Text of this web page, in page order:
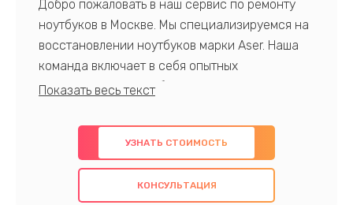
Добро пожаловать в наш сервис по ремонту
ноутбуков в Москве. Мы специализируемся на
восстановлении ноутбуков марки Aser. Наша
команда включает в себя опытных
профессионалов с обширными знаниями и
предлагаем быстрый и качественный ремонт с
использованием оригинальных компонентов, а
также гарантируем качество всех
проведенных работ. Наша цель - предоставить
УЗНАТЬ СТОИМОСТЬ
КОНСУЛЬТАЦИЯ